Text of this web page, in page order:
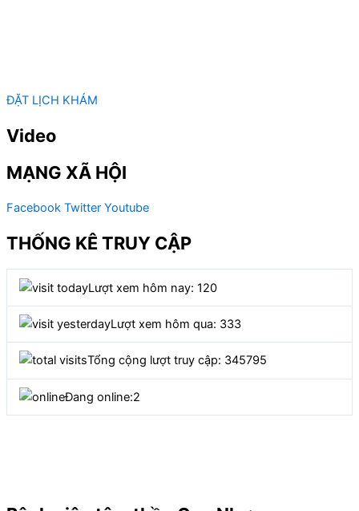
ĐẶT LỊCH KHÁM
Video
MẠNG XÃ HỘI
Facebook Twitter Youtube
THỐNG KÊ TRUY CẬP
Lượt xem hôm nay: 120
Lượt xem hôm qua: 333
Tổng cộng lượt truy cập: 345795
Đang online:2